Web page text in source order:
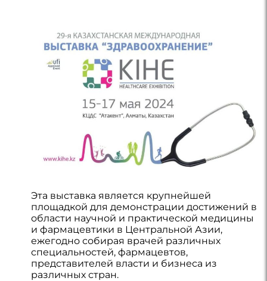
Эта выставка является крупнейшей
площадкой для демонстрации достижений в
области научной и практической медицины
и фармацевтики в Центральной Азии,
ежегодно собирая врачей различных
специальностей, фармацевтов,
представителей власти и бизнеса из
различных стран.